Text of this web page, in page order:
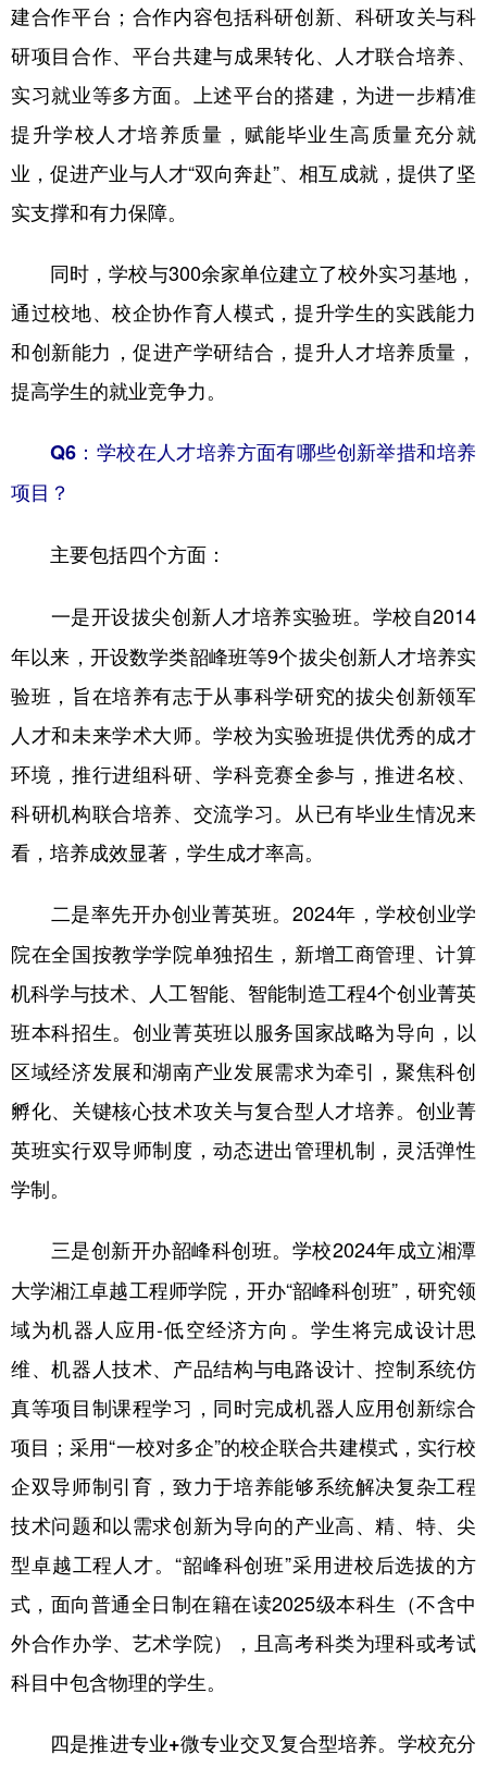
建合作平台；合作内容包括科研创新、科研攻关与科
研项目合作、平台共建与成果转化、人才联合培养、
实习就业等多方面。上述平台的搭建，为进一步精准
提升学校人才培养质量，赋能毕业生高质量充分就
业，促进产业与人才“双向奔赴”、相互成就，提供了坚
实支撑和有力保障。
同时，学校与300余家单位建立了校外实习基地，
通过校地、校企协作育人模式，提升学生的实践能力
和创新能力‌，促进产学研结合，‌提升人才培养质量，
提高学生的就业竞争力。
Q6：学校在人才培养方面有哪些创新举措和培养
项目？
主要包括四个方面：
一是开设拔尖创新人才培养实验班。 学校自2014
年以来，开设数学类韶峰班等9个拔尖创新人才培养实
验班，旨在培养有志于从事科学研究的拔尖创新领军
人才和未来学术大师。学校为实验班提供优秀的成才
环境，推行进组科研、学科竞赛全参与，推进名校、
科研机构联合培养、交流学习。从已有毕业生情况来
看，培养成效显著，学生成才率高。
二是率先开办创业菁英班。 2024年，学校创业学
院在全国按教学学院单独招生，新增工商管理、计算
机科学与技术、人工智能、智能制造工程4个创业菁英
班本科招生。创业菁英班以服务国家战略为导向，以
区域经济发展和湖南产业发展需求为牵引，聚焦科创
孵化、关键核心技术攻关与复合型人才培养。创业菁
英班实行双导师制度，动态进出管理机制，灵活弹性
学制。
三是创新开办韶峰科创班。 学校2024年成立湘潭
大学湘江卓越工程师学院，开办“韶峰科创班”，研究领
域为机器人应用-低空经济方向。学生将完成设计思
维、机器人技术、产品结构与电路设计、控制系统仿
真等项目制课程学习，同时完成机器人应用创新综合
项目；采用“一校对多企”的校企联合共建模式，实行校
企双导师制引育，致力于培养能够系统解决复杂工程
技术问题和以需求创新为导向的产业高、精、特、尖
型卓越工程人才。“韶峰科创班”采用进校后选拔的方
式，面向普通全日制在籍在读2025级本科生（不含中
外合作办学、艺术学院），且高考科类为理科或考试
科目中包含物理的学生。
四是推进专业+微专业交叉复合型培养。 学校充分